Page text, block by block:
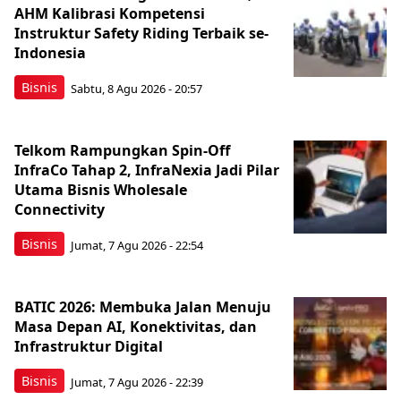
Bisnis
AHM Kalibrasi Kompetensi
Instruktur Safety Riding Terbaik se-
Indonesia
Sabtu, 8 Agu 2026 - 20:57
Bisnis
Telkom Rampungkan Spin-Off
InfraCo Tahap 2, InfraNexia Jadi Pilar
Utama Bisnis Wholesale
Connectivity
Jumat, 7 Agu 2026 - 22:54
Bisnis
BATIC 2026: Membuka Jalan Menuju
Masa Depan AI, Konektivitas, dan
Infrastruktur Digital
Jumat, 7 Agu 2026 - 22:39